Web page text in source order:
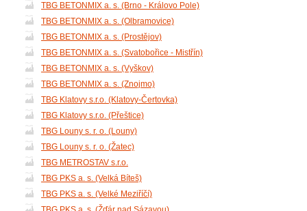
TBG BETONMIX a. s. (Brno - Královo Pole)
TBG BETONMIX a. s. (Olbramovice)
TBG BETONMIX a. s. (Prostějov)
TBG BETONMIX a. s. (Svatobořice - Mistřín)
TBG BETONMIX a. s. (Vyškov)
TBG BETONMIX a. s. (Znojmo)
TBG Klatovy s.r.o. (Klatovy-Čertovka)
TBG Klatovy s.r.o. (Přeštice)
TBG Louny s. r. o. (Louny)
TBG Louny s. r. o. (Žatec)
TBG METROSTAV s.r.o.
TBG PKS a. s. (Velká Bíteš)
TBG PKS a. s. (Velké Meziříčí)